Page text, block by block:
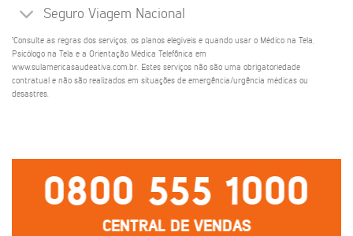
Seguro Viagem Nacional
¹Consulte as regras dos serviços, os planos elegíveis e quando usar o Médico na Tela,
Psicólogo na Tela e a Orientação Médica Telefônica em
www.sulamericasaudeativa.com.br. Estes serviços não são uma obrigatoriedade
contratual e não são realizados em situações de emergência/urgência médicas ou
desastres.
0800 555 1000
CENTRAL DE VENDAS